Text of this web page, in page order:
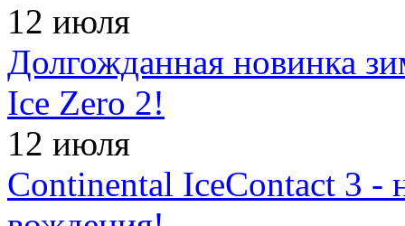
12 июля
Долгожданная новинка
Ice Zero 2!
12 июля
Continental IceContact 3 -